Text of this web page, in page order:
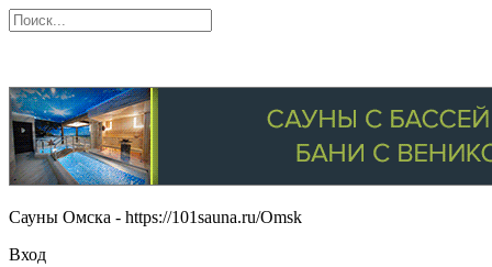
Сауны Омска - https://101sauna.ru/Omsk
Вход